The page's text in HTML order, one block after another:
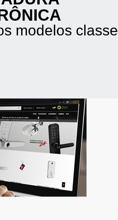
modelos classe